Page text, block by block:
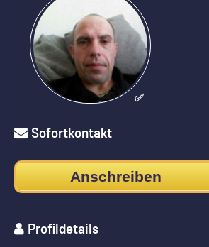
✅
Sofortkontakt
Anschreiben
Profildetails